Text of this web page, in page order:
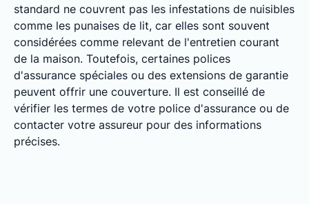
standard ne couvrent pas les infestations de nuisibles
comme les punaises de lit, car elles sont souvent
considérées comme relevant de l'entretien courant
de la maison. Toutefois, certaines polices
d'assurance spéciales ou des extensions de garantie
peuvent offrir une couverture. Il est conseillé de
vérifier les termes de votre police d'assurance ou de
contacter votre assureur pour des informations
précises.